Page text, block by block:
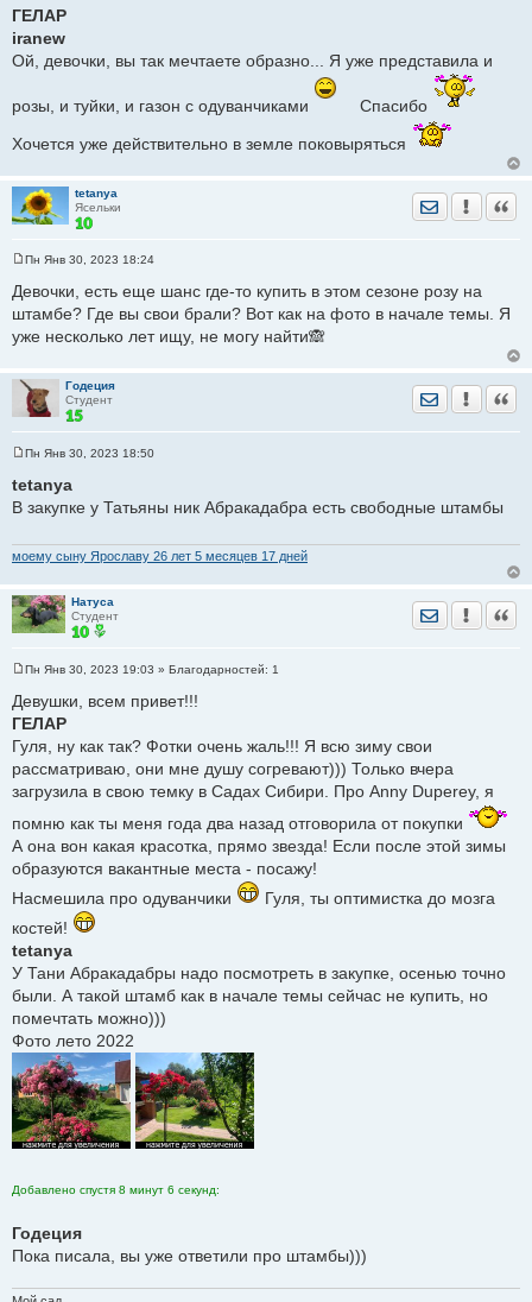
о
о
б
е
е
ГЕЛАР
iranew
Ой, девочки, вы так мечтаете образно... Я уже представила и
розы, и туйки, и газон с одуванчиками
Спасибо
Хочется уже действительно в земле поковыряться
tetanya
Ясельки
Отправить
о
б
е
и
е
Пн Янв 30, 2023 18:24
Девочки, есть еще шанс где-то купить в этом сезоне розу на
штамбе? Где вы свои брали? Вот как на фото в начале темы. Я
уже несколько лет ищу, не могу найти🙈
Годеция
Студент
Отправить
о
о
б
н
и
Пн Янв 30, 2023 18:50
tetanya
В закупке у Татьяны ник Абракадабра есть свободные штамбы
моему сыну Ярославу 26 лет 5 месяцев 17 дней
Натуса
Студент
Отправить
о
б
е
н
е
Пн Янв 30, 2023 19:03 » Благодарностей: 1
Девушки, всем привет!!!
ГЕЛАР
Гуля, ну как так? Фотки очень жаль!!! Я всю зиму свои
рассматриваю, они мне душу согревают))) Только вчера
загрузила в свою темку в Садах Сибири. Про Anny Duperey, я
помню как ты меня года два назад отговорила от покупки
А она вон какая красотка, прямо звезда! Если после этой зимы
образуются вакантные места - посажу!
Насмешила про одуванчики
Гуля, ты оптимистка до мозга
костей!
tetanya
У Тани Абракадабры надо посмотреть в закупке, осенью точно
были. А такой штамб как в начале темы сейчас не купить, но
помечтать можно)))
Фото лето 2022
Добавлено спустя 8 минут 6 секунд:
Годеция
Пока писала, вы уже ответили про штамбы)))